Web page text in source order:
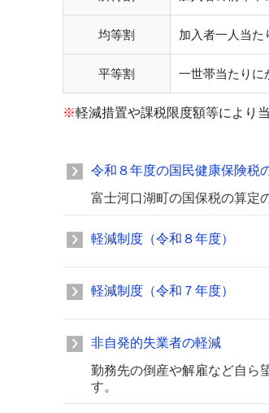
均等割 加入者一人当た
平等割 一世帯当たりに
※軽減措置や課税限度額等により
令和８年度の国民健康保険税
富士河口湖町の国保税の算定
軽減制度（令和８年度）
軽減制度（令和７年度）
非自発的失業者の軽減
勤務先の倒産や解雇など自ら
す。